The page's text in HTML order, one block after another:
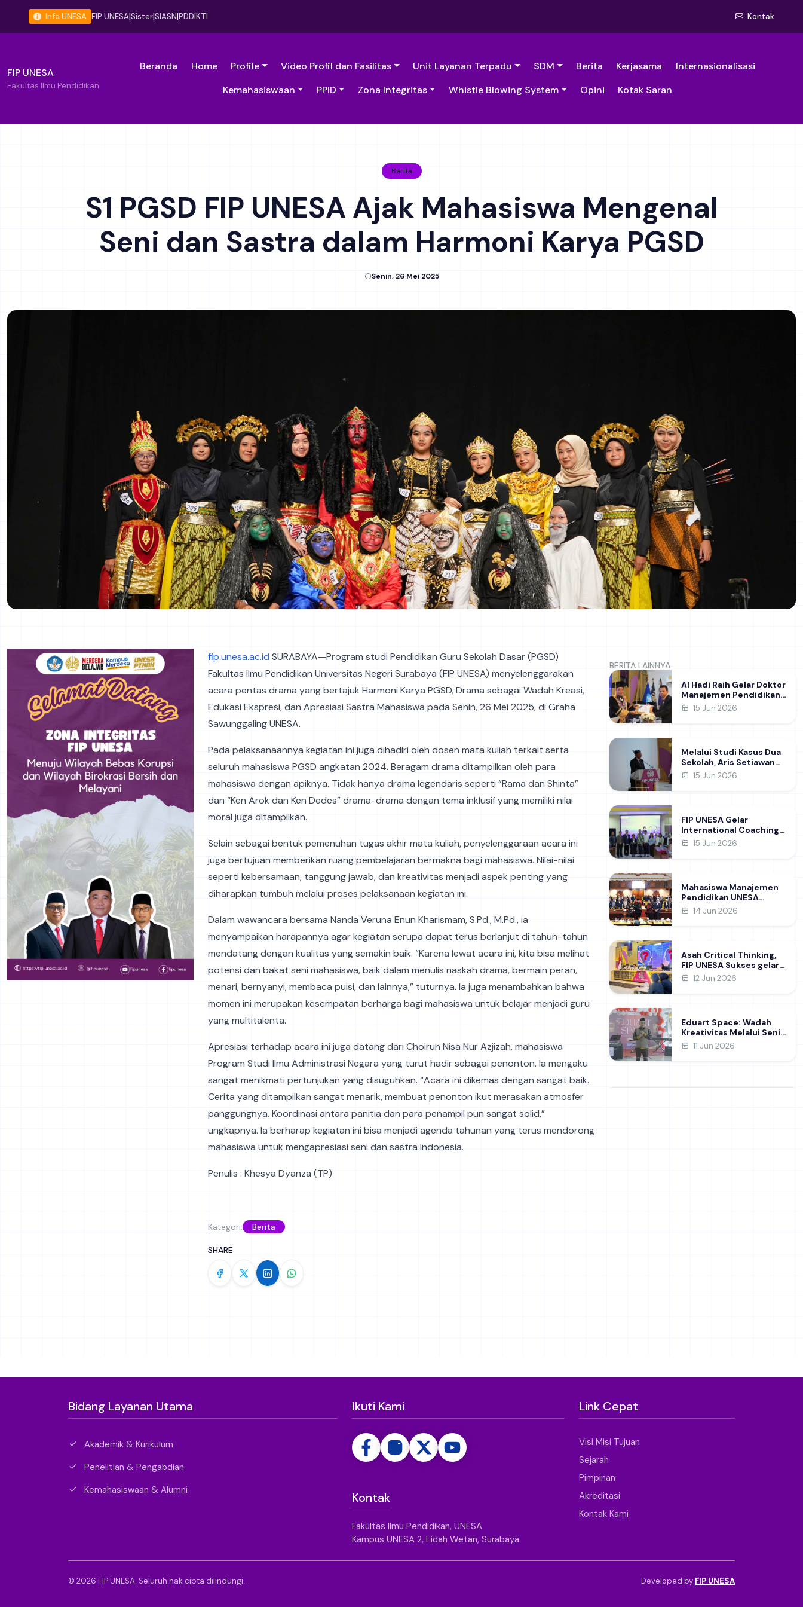
Info UNESA FIP UNESA|Sister|SIASN|PDDIKTI Kontak
FIP UNESA
Fakultas Ilmu Pendidikan
Beranda Home Profile Video Profil dan Fasilitas Unit Layanan Terpadu SDM Berita Kerjasama
Internasionalisasi
Kemahasiswaan
PPID Zona Integritas Whistle Blowing System Opini Kotak Saran
Berita
S1 PGSD FIP UNESA Ajak Mahasiswa Mengenal
Seni dan Sastra dalam Harmoni Karya PGSD
Senin, 26 Mei 2025
fip.unesa.ac.id SURABAYA—Program studi Pendidikan Guru Sekolah Dasar (PGSD)
Fakultas Ilmu Pendidikan Universitas Negeri Surabaya (FIP UNESA) menyelenggarakan
acara pentas drama yang bertajuk Harmoni Karya PGSD, Drama sebagai Wadah Kreasi,
Edukasi Ekspresi, dan Apresiasi Sastra Mahasiswa pada Senin, 26 Mei 2025, di Graha
Sawunggaling UNESA.
Pada pelaksanaannya kegiatan ini juga dihadiri oleh dosen mata kuliah terkait serta
seluruh mahasiswa PGSD angkatan 2024. Beragam drama ditampilkan oleh para
mahasiswa dengan apiknya. Tidak hanya drama legendaris seperti “Rama dan Shinta”
dan “Ken Arok dan Ken Dedes” drama-drama dengan tema inklusif yang memiliki nilai
moral juga ditampilkan.
Selain sebagai bentuk pemenuhan tugas akhir mata kuliah, penyelenggaraan acara ini
juga bertujuan memberikan ruang pembelajaran bermakna bagi mahasiswa. Nilai-nilai
seperti kebersamaan, tanggung jawab, dan kreativitas menjadi aspek penting yang
diharapkan tumbuh melalui proses pelaksanaan kegiatan ini.
Dalam wawancara bersama Nanda Veruna Enun Kharismam, S.Pd., M.Pd., ia
menyampaikan harapannya agar kegiatan serupa dapat terus berlanjut di tahun-tahun
mendatang dengan kualitas yang semakin baik. “Karena lewat acara ini, kita bisa melihat
potensi dan bakat seni mahasiswa, baik dalam menulis naskah drama, bermain peran,
menari, bernyanyi, membaca puisi, dan lainnya,” tuturnya. Ia juga menambahkan bahwa
momen ini merupakan kesempatan berharga bagi mahasiswa untuk belajar menjadi guru
yang multitalenta.
Apresiasi terhadap acara ini juga datang dari Choirun Nisa Nur Azjizah, mahasiswa
Program Studi Ilmu Administrasi Negara yang turut hadir sebagai penonton. Ia mengaku
sangat menikmati pertunjukan yang disuguhkan. “Acara ini dikemas dengan sangat baik.
Cerita yang ditampilkan sangat menarik, membuat penonton ikut merasakan atmosfer
panggungnya. Koordinasi antara panitia dan para penampil pun sangat solid,”
ungkapnya. Ia berharap kegiatan ini bisa menjadi agenda tahunan yang terus mendorong
mahasiswa untuk mengapresiasi seni dan sastra Indonesia.
Penulis : Khesya Dyanza (TP)
Kategori: Berita
SHARE
BERITA LAINNYA
Al Hadi Raih Gelar Doktor
Manajemen Pendidikan
FIP UNESA melalui Riset
Guru
15 Jun 2026
Melalui Studi Kasus Dua
Sekolah, Aris Setiawan
Raih Gelar Doktor di FIP
Manajemen
15 Jun 2026
FIP UNESA Gelar
International Coaching
Clinic Bersama Pakar
Thailand, Kupas Strategi
SDG 4
15 Jun 2026
Mahasiswa Manajemen
Pendidikan UNESA
Kunjungi DPRD Jatim,
Kebijakan Pendidikan
14 Jun 2026
Asah Critical Thinking,
FIP UNESA Sukses gelar
NUDC dan KDMI 2026
12 Jun 2026
Eduart Space: Wadah
Kreativitas Melalui Seni
dan Prakarya
11 Jun 2026
Bidang Layanan Utama
Akademik & Kurikulum
Penelitian & Pengabdian
Kemahasiswaan & Alumni
Ikuti Kami
Kontak
Fakultas Ilmu Pendidikan, UNESA
Kampus UNESA 2, Lidah Wetan, Surabaya
Link Cepat
Visi Misi Tujuan
Sejarah
Pimpinan
Akreditasi
Kontak Kami
© 2026 FIP UNESA. Seluruh hak cipta dilindungi. Developed by FIP UNESA